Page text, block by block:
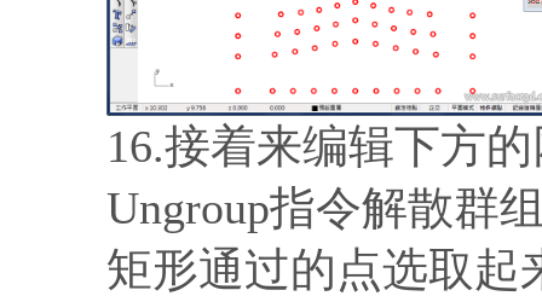
16.接着来编辑下方
Ungroup指令解散群
矩形通过的点选取起